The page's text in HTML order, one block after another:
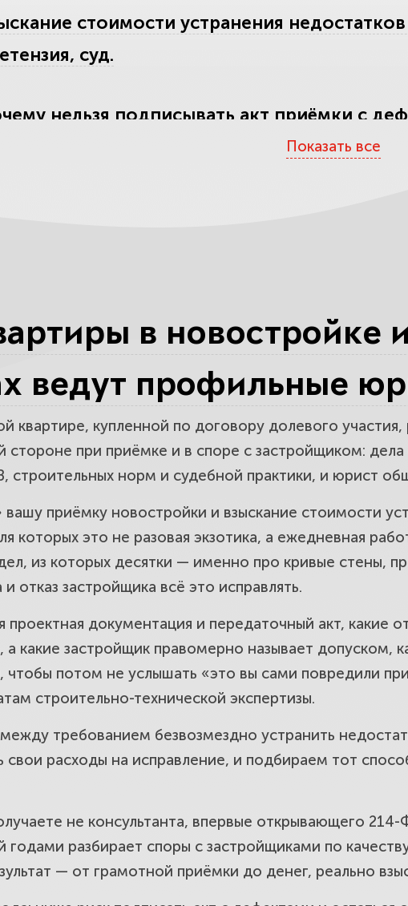
стоимости устранения
суд.
нельзя подписывать акт приёмки с
акта.
претензия застройщику о
техническая экспертиза: как
квартиры.
взыскивается с застройщика через суд:
навязывает подписание акта или
недостатки после заселения:
214-ФЗ, права потребителя и изменения
Показать все
в новостройке
ведут профильные
квартире, купленной по договору долевого
при приёмке и в споре с застройщиком: дела
норм и судебной практики, и юрист
приёмку новостройки и взыскание стоимости
которых это не разовая экзотика, а ежедневная
из которых десятки — именно про кривые стены,
отказ застройщика всё это исправлять.
проектная документация и передаточный акт,
а какие застройщик правомерно называет допуском,
потом не услышать «это вы сами повредили
строительно-технической экспертизы.
требованием безвозмездно устранить
свои расходы на исправление, и подбираем тот
не консультанта, впервые открывающего
годами разбирает споры с застройщиками по
— от грамотной приёмки до денег, реально